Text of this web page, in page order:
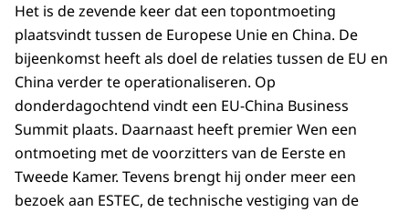
Het is de zevende keer dat een topontmoeting
plaatsvindt tussen de Europese Unie en China. De
bijeenkomst heeft als doel de relaties tussen de EU en
China verder te operationaliseren. Op
donderdagochtend vindt een EU-China Business
Summit plaats. Daarnaast heeft premier Wen een
ontmoeting met de voorzitters van de Eerste en
Tweede Kamer. Tevens brengt hij onder meer een
bezoek aan ESTEC, de technische vestiging van de